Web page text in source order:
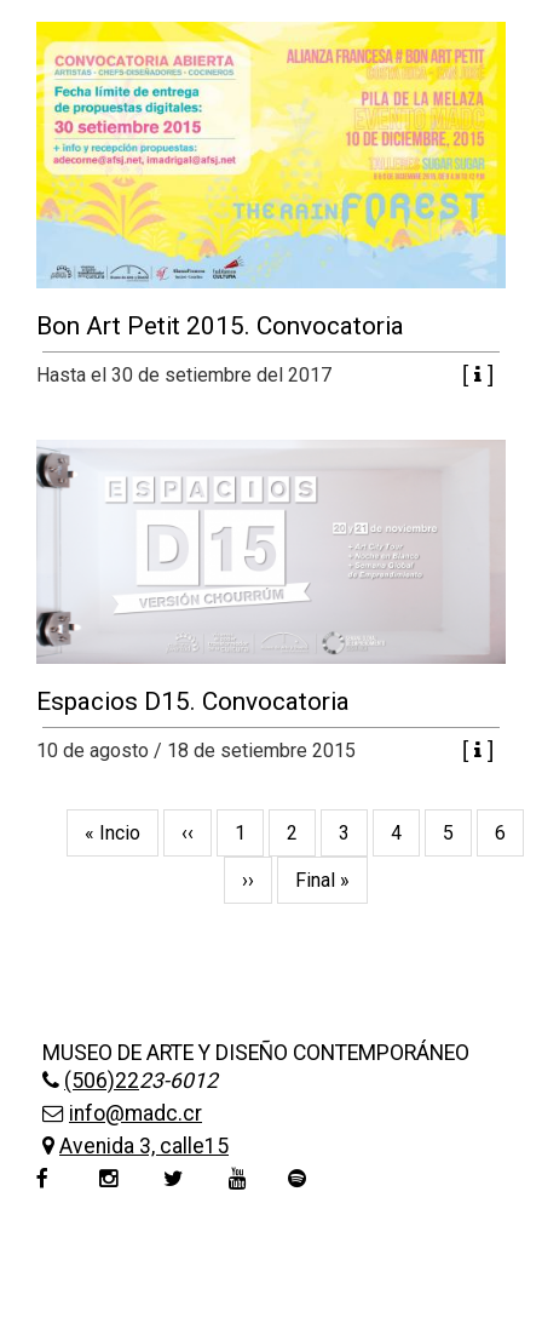
Bon Art Petit 2015. Convocatoria
Hasta el 30 de setiembre del 2017
Espacios D15. Convocatoria
10 de agosto / 18 de setiembre 2015
Pagination
First
« Incio
Previous
‹‹ Page
1 Page
2 Page
3
Current
4 Page
5 Page
6
Next
››
Last
Final »
MUSEO DE ARTE Y DISEÑO CONTEMPORÁNEO
(506)2223-6012
info@madc.cr
Avenida 3, calle15